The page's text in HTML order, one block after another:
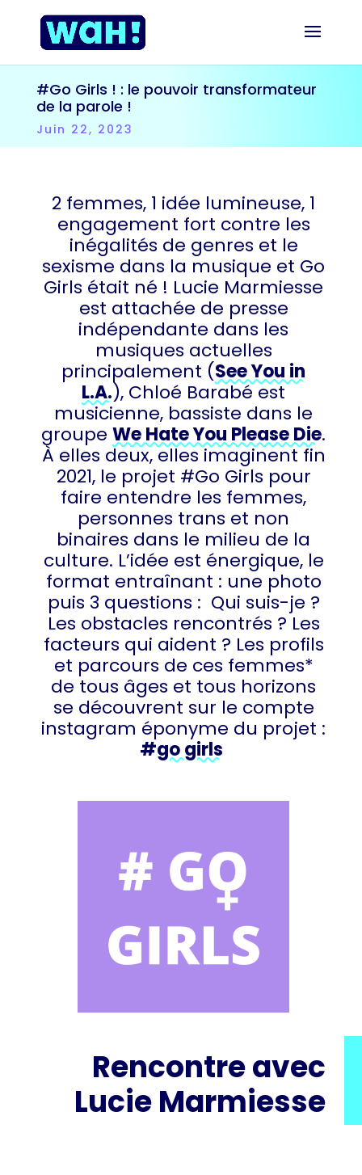
#Go Girls ! : le pouvoir transformateur
de la parole !
Juin 22, 2023
2 femmes, 1 idée lumineuse, 1
engagement fort contre les
inégalités de genres et le
sexisme dans la musique et Go
Girls était né ! Lucie Marmiesse
est attachée de presse
indépendante dans les
musiques actuelles
principalement (See You in
L.A.), Chloé Barabé est
musicienne, bassiste dans le
groupe We Hate You Please Die.
À elles deux, elles imaginent fin
2021, le projet #Go Girls pour
faire entendre les femmes,
personnes trans et non
binaires dans le milieu de la
culture. L’idée est énergique, le
format entraînant : une photo
puis 3 questions : Qui suis-je ?
Les obstacles rencontrés ? Les
facteurs qui aident ? Les profils
et parcours de ces femmes*
de tous âges et tous horizons
se découvrent sur le compte
instagram éponyme du projet :
#go girls
Rencontre avec
Lucie Marmiesse